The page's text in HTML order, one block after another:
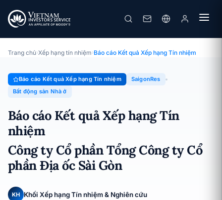
Báo cáo Kết quả Xếp hạng Tín nhiệm · Công ty Cổ phần Tổng
Công ty Cổ phần Địa ốc Sài Gòn · 05/06/2026
Trang chủ›Xếp hạng tín nhiệm›Báo cáo Kết quả Xếp hạng Tín nhiệm
Báo cáo Kết quả Xếp hạng Tín nhiệm
SaigonRes
Bất động sản Nhà ở
Báo cáo Kết quả Xếp hạng Tín
nhiệm
Công ty Cổ phần Tổng Công ty Cổ
phần Địa ốc Sài Gòn
KH
Khối Xếp hạng Tín nhiệm & Nghiên cứu